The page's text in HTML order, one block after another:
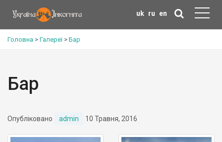
uk ru en
Головна > Галереї> Бар
Бар
Опубліковано admin 10 Травня, 2016